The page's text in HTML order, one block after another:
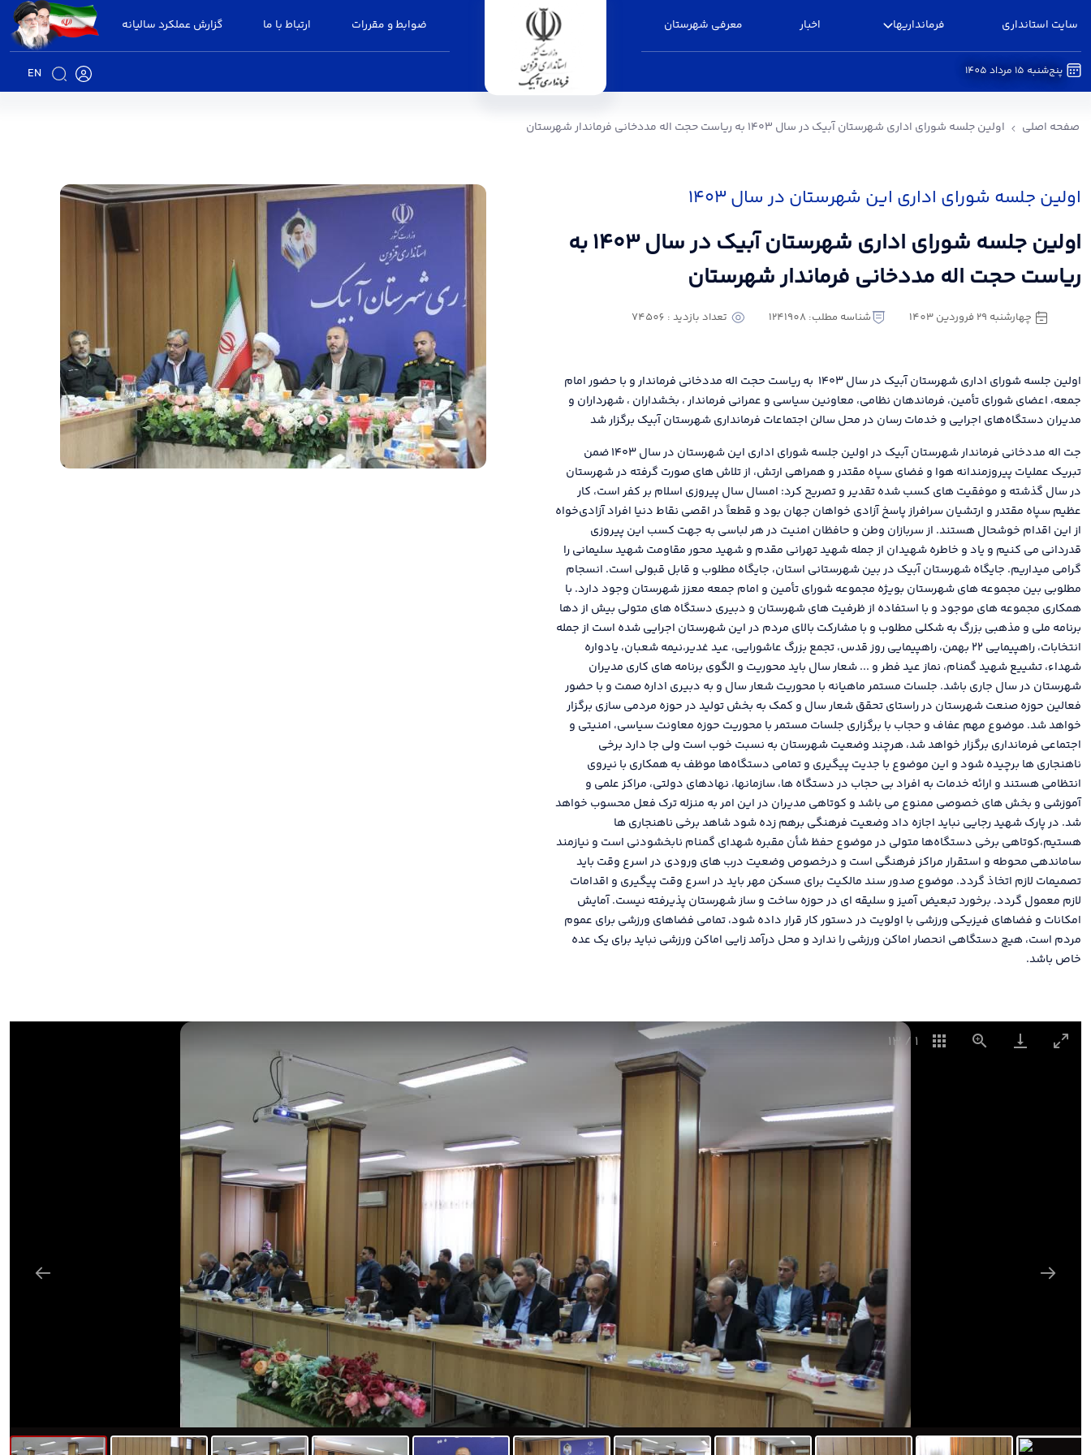
سایت استانداری فرمانداریها اخبار معرفی شهرستان ضوابط و مقررات ارتباط با ما گزارش عملکرد سالیانه
EN پنج‌شنبه 15 مرداد 1405
صفحه اصلی اولین جلسه شورای اداری شهرستان آبیک در سال ۱۴۰۳ به ریاست حجت اله مددخانی فرماندار شهرستان
اولین جلسه شورای اداری این شهرستان در سال ۱۴۰۳
اولین جلسه شورای اداری شهرستان آبیک در سال ۱۴۰۳ به
ریاست حجت اله مددخانی فرماندار شهرستان
چهارشنبه 29 فروردین 1403 شناسه مطلب: 1241908 تعداد بازدید : 74506
اولین جلسه شورای اداری شهرستان آبیک در سال ۱۴۰۳ به ریاست حجت اله مددخانی فرماندار و با حضور امام
جمعه، اعضای شورای تأمین، فرماندهان نظامی، معاونین سیاسی و عمرانی فرماندار ، بخشداران ، شهرداران و
مدیران دستگاه‌های اجرایی و خدمات رسان در محل سالن اجتماعات فرمانداری شهرستان آبیک برگزار شد
جت اله مددخانی فرماندار شهرستان آبیک در اولین جلسه شورای اداری این شهرستان در سال ۱۴۰۳ ضمن
تبریک عملیات پیروزمندانه هوا و فضای سپاه مقتدر و همراهی ارتش، از تلاش های صورت گرفته در شهرستان
در سال گذشته و موفقیت های کسب شده تقدیر و تصریح کرد: امسال سال پیروزی اسلام بر کفر است، کار
عظیم سپاه مقتدر و ارتشیان سرافراز پاسخ آزادی خواهان جهان بود و قطعاً در اقصی نقاط دنیا افراد آزادی‌خواه
از این اقدام خوشحال هستند. از سربازان وطن و حافظان امنیت در هر لباسی به جهت کسب این پیروزی
قدردانی می کنیم و یاد و خاطره شهیدان از جمله شهید تهرانی مقدم و شهید محور مقاومت شهید سلیمانی را
گرامی میداریم. جایگاه شهرستان آبیک در بین شهرستانی استان، جایگاه مطلوب و قابل قبولی است. انسجام
مطلوبی بین مجموعه های شهرستان بویژه مجموعه شورای تأمین و امام جمعه معزز شهرستان وجود دارد. با
همکاری مجموعه های موجود و با استفاده از ظرفیت های شهرستان و دبیری دستگاه های متولی بیش از دها
برنامه ملی و مذهبی بزرگ به شکلی مطلوب و با مشارکت بالای مردم در این شهرستان اجرایی شده است از جمله
انتخابات، راهپیمایی ۲۲ بهمن، راهپیمایی روز قدس، تجمع بزرگ عاشورایی، عید غدیر،نیمه شعبان، یادواره
شهداء، تشییع شهید گمنام، نماز عید فطر و ... شعار سال باید محوریت و الگوی برنامه های کاری مدیران
شهرستان در سال جاری باشد. جلسات مستمر ماهیانه با محوریت شعار سال و به دبیری اداره صمت و با حضور
فعالین حوزه صنعت شهرستان در راستای تحقق شعار سال و کمک به بخش تولید در حوزه مردمی سازی برگزار
خواهد شد. موضوع مهم عفاف و حجاب با برگزاری جلسات مستمر با محوریت حوزه معاونت سیاسی، امنیتی و
اجتماعی فرمانداری برگزار خواهد شد، هرچند وضعیت شهرستان به نسبت خوب است ولی جا دارد برخی
ناهنجاری ها برچیده شود و این موضوع با جدیت پیگیری و تمامی دستگاه‌ها موظف به همکاری با نیروی
انتظامی هستند و ارائه خدمات به افراد بی حجاب در دستگاه ها، سازمانها، نهادهای دولتی، مراکز علمی و
آموزشی و بخش های خصوصی ممنوع می باشد و کوتاهی مدیران در این امر به منزله ترک فعل محسوب خواهد
شد. در پارک شهید رجایی نباید اجازه داد وضعیت فرهنگی برهم زده شود شاهد برخی ناهنجاری ها
هستیم،کوتاهی برخی دستگاه‌ها متولی در موضوع حفظ شأن مقبره شهدای گمنام نابخشودنی است و نیازمند
ساماندهی محوطه و استقرار مراکز فرهنگی است و درخصوص وضعیت درب های ورودی در اسرع وقت باید
تصمیمات لازم اتخاذ گردد. موضوع صدور سند مالکیت برای مسکن مهر باید در اسرع وقت پیگیری و اقدامات
لازم معمول گردد. برخورد تبعیض آمیز و سلیقه ای در حوزه ساخت و ساز شهرستان پذیرفته نیست. آمایش
امکانات و فضاهای فیزیکی ورزشی با اولویت در دستور کار قرار داده شود، تمامی فضاهای ورزشی برای عموم
مردم است، هیچ دستگاهی انحصار اماکن ورزشی را ندارد و محل درآمد زایی اماکن ورزشی نباید برای یک عده
خاص باشد.
1
/
13